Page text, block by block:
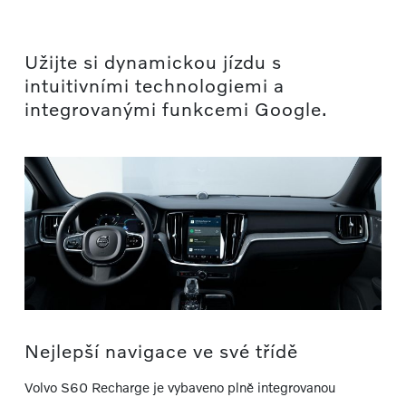
Užijte si dynamickou jízdu s
intuitivními technologiemi a
integrovanými funkcemi Google.
Nejlepší navigace ve své třídě
Volvo S60 Recharge je vybaveno plně integrovanou